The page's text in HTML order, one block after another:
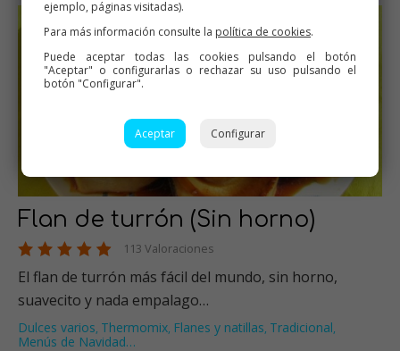
Flan de turrón (Sin horno)
113 Valoraciones
El flan de turrón más fácil del mundo, sin horno,
suavecito y nada empalago…
Dulces varios, Thermomix, Flanes y natillas, Tradicional,
Menús de Navidad…
ejemplo, páginas visitadas).
Para más información consulte la política de cookies.
Puede aceptar todas las cookies pulsando el botón
"Aceptar" o configurarlas o rechazar su uso pulsando el
botón "Configurar".
Aceptar Configurar